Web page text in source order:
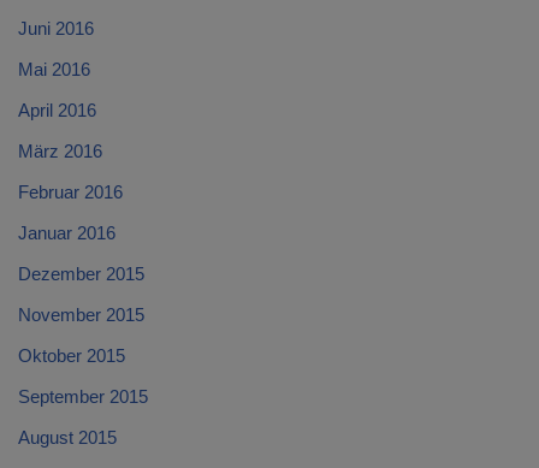
Juni 2016
Mai 2016
April 2016
März 2016
Februar 2016
Januar 2016
Dezember 2015
November 2015
Oktober 2015
September 2015
August 2015